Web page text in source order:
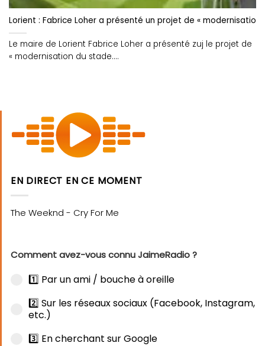
Lorient : Fabrice Loher a présenté un projet de «
Le maire de Lorient Fabrice Loher a présenté zuj le projet de
« modernisation du stade....
EN DIRECT EN CE MOMENT
Comment avez-vous connu JaimeRadio ?
1️⃣ Par un ami / bouche à oreille
2️⃣ Sur les réseaux sociaux (Facebook, Instagram,
etc.)
3️⃣ En cherchant sur Google